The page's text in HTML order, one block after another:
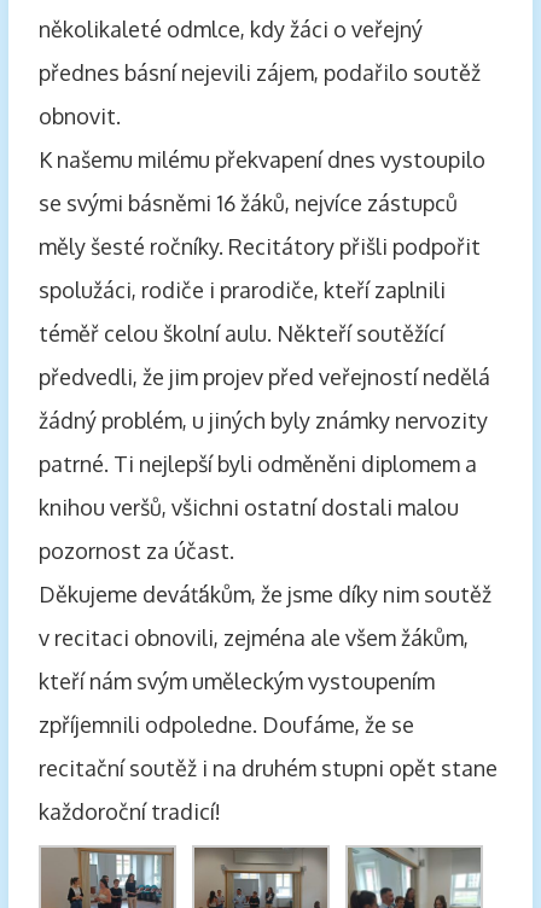
několikaleté odmlce, kdy žáci o veřejný
přednes básní nejevili zájem, podařilo soutěž
obnovit.
K našemu milému překvapení dnes vystoupilo
se svými básněmi 16 žáků, nejvíce zástupců
měly šesté ročníky. Recitátory přišli podpořit
spolužáci, rodiče i prarodiče, kteří zaplnili
téměř celou školní aulu. Někteří soutěžící
předvedli, že jim projev před veřejností nedělá
žádný problém, u jiných byly známky nervozity
patrné. Ti nejlepší byli odměněni diplomem a
knihou veršů, všichni ostatní dostali malou
pozornost za účast.
Děkujeme deváťákům, že jsme díky nim soutěž
v recitaci obnovili, zejména ale všem žákům,
kteří nám svým uměleckým vystoupením
zpříjemnili odpoledne. Doufáme, že se
recitační soutěž i na druhém stupni opět stane
každoroční tradicí!